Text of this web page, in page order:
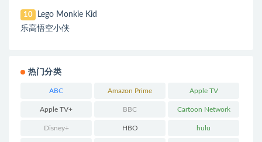
10
Lego Monkie Kid
乐高悟空小侠
热门分类
ABC Amazon Prime Apple TV
Apple TV+ BBC Cartoon Network
Disney+ HBO hulu